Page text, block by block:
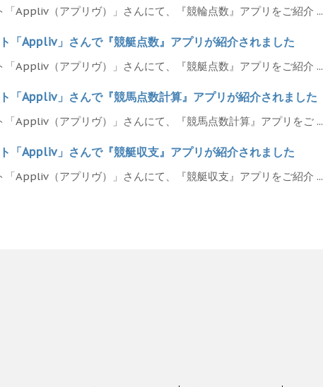
「Appliv（アプリヴ）」さんにて、『競輪点数』アプリをご紹介 ...
「Appliv」さんで『競艇点数』アプリが紹介されました
「Appliv（アプリヴ）」さんにて、『競艇点数』アプリをご紹介 ...
「Appliv」さんで『競馬点数計算』アプリが紹介されました
「Appliv（アプリヴ）」さんにて、『競馬点数計算』アプリをご ...
「Appliv」さんで『競艇収支』アプリが紹介されました
「Appliv（アプリヴ）」さんにて、『競艇収支』アプリをご紹介 ...